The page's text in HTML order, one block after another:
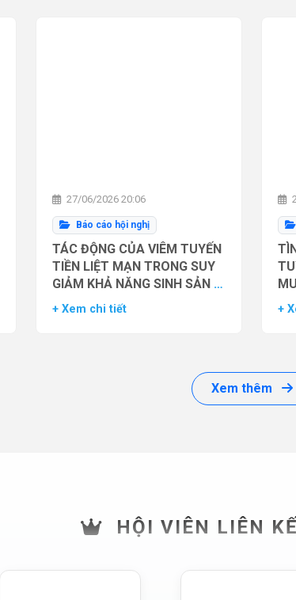
27/06/2026 20:06
Báo cáo hội nghị
TÁC ĐỘNG CỦA VIÊM TUYẾN
TIỀN LIỆT MẠN TRONG SUY
GIẢM KHẢ NĂNG SINH SẢN Ở
NAM GIỚI
+ Xem chi tiết +
Xem thêm
HỘI VIÊN LIÊN